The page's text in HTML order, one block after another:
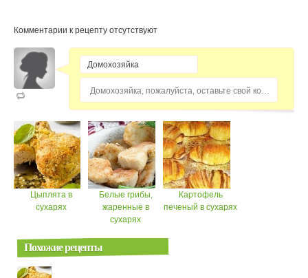
Комментарии к рецепту отсутствуют
Домохозяйка, пожалуйста, оставьте свой комментарий...
Цыплята в
сухарях
Белые грибы,
жаренные в
сухарях
Картофель
печеный в сухарях
Похожие рецепты